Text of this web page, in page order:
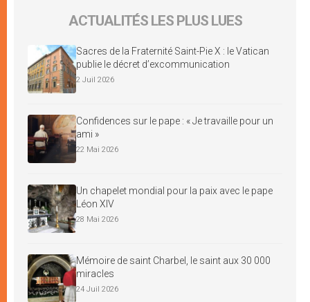
ACTUALITÉS LES PLUS LUES
Sacres de la Fraternité Saint-Pie X : le Vatican
publie le décret d’excommunication
2 Juil 2026
Confidences sur le pape : « Je travaille pour un
ami »
22 Mai 2026
Un chapelet mondial pour la paix avec le pape
Léon XIV
28 Mai 2026
Mémoire de saint Charbel, le saint aux 30 000
miracles
24 Juil 2026